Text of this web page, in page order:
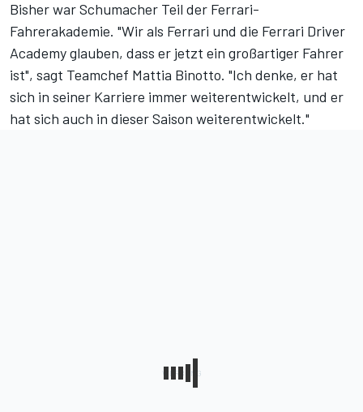
Bisher war Schumacher Teil der Ferrari-
Fahrerakademie. "Wir als Ferrari und die Ferrari Driver
Academy glauben, dass er jetzt ein großartiger Fahrer
ist", sagt Teamchef Mattia Binotto. "Ich denke, er hat
sich in seiner Karriere immer weiterentwickelt, und er
hat sich auch in dieser Saison weiterentwickelt."